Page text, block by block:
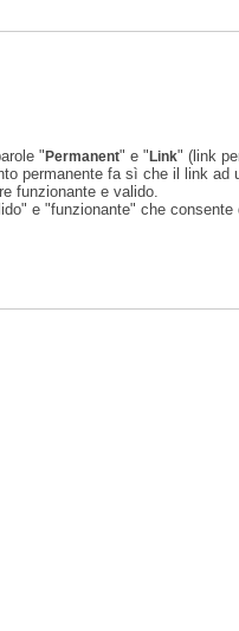
"Permanent" e "Link" (link
permanente fa sì che il link
funzionante e valido.
e "funzionante" che